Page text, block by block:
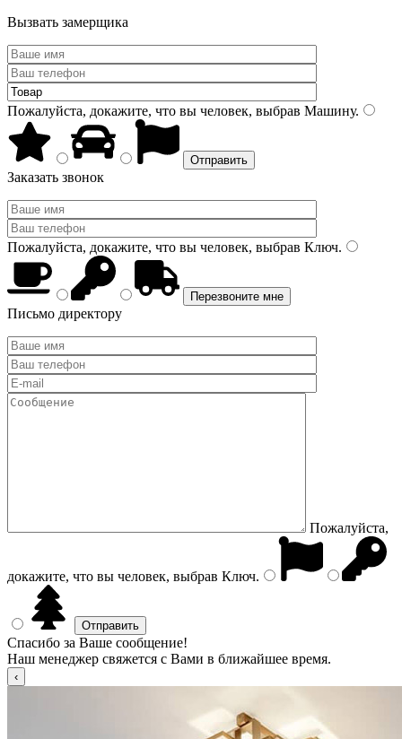
Вызвать замерщика
Пожалуйста, докажите, что вы человек, выбрав Машину.
Заказать звонок
Пожалуйста, докажите, что вы человек, выбрав Ключ.
Письмо директору
Пожалуйста,
докажите, что вы человек, выбрав Ключ.
Спасибо за Ваше сообщение!
Наш менеджер свяжется с Вами в ближайшее время.